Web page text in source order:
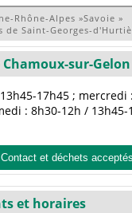
Rhône-Alpes »Savoie »
de Saint-Georges-
sur-Gelon
17h45 ; mercredi
: 8h30-12h /
Contact et déchets acceptés
et horaires